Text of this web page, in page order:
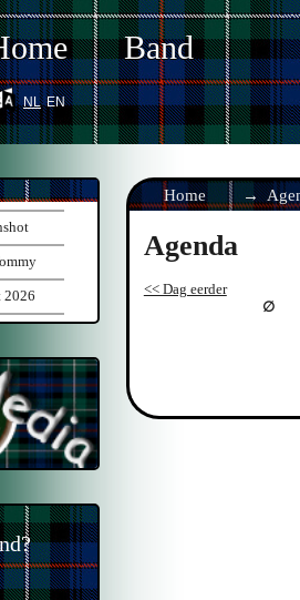
Band
nl en
Home
Agenda
<< Dag eerder
2026